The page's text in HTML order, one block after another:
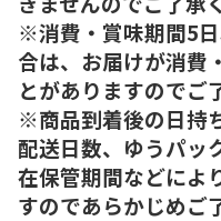
※消費・賞味期間5
合は、お届けが消費
とがありますのでご
※商品到着後の日持
配送日数、ゆうパッ
在保管期間などによ
すのであらかじめご